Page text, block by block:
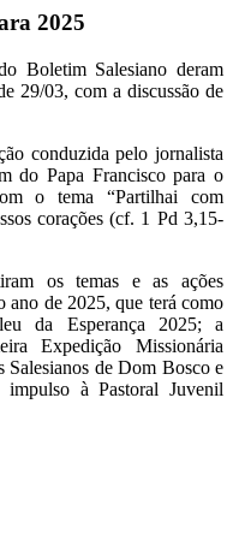
2025
Boletim Salesiano deram
29/03, com a discussão de
conduzida pelo jornalista
do Papa Francisco para o
o tema “Partilhai com
corações (cf. 1 Pd 3,15-
os temas e as ações
ano de 2025, que terá como
da Esperança 2025; a
Expedição Missionária
Salesianos de Dom Bosco e
à Pastoral Juvenil